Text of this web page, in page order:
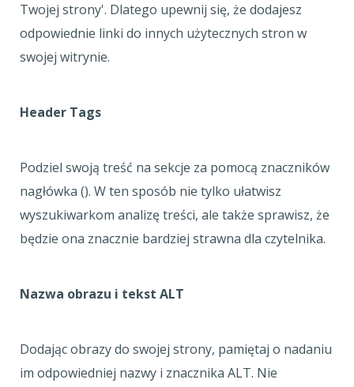
Twojej strony'. Dlatego upewnij się, że dodajesz
odpowiednie linki do innych użytecznych stron w
swojej witrynie.
Header Tags
Podziel swoją treść na sekcje za pomocą znaczników
nagłówka (). W ten sposób nie tylko ułatwisz
wyszukiwarkom analizę treści, ale także sprawisz, że
będzie ona znacznie bardziej strawna dla czytelnika.
Nazwa obrazu i tekst ALT
Dodając obrazy do swojej strony, pamiętaj o nadaniu
im odpowiedniej nazwy i znacznika ALT. Nie